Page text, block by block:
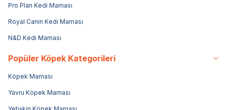
Pro Plan Kedi Maması
Royal Canin Kedi Maması
N&D Kedi Maması
Popüler Köpek Kategorileri
Köpek Maması
Yavru Köpek Maması